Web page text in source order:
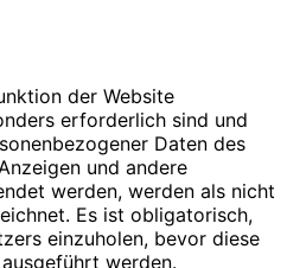
der Website
erforderlich sind und
Daten des
und andere
werden, werden als nicht
Es ist obligatorisch,
einzuholen, bevor diese
werden.